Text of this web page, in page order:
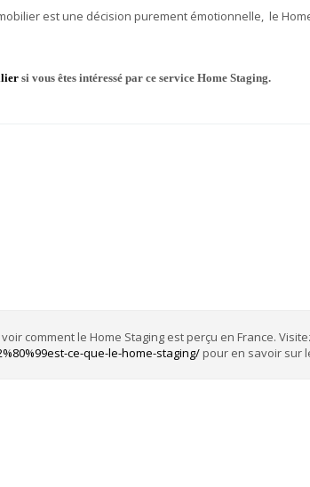
est une décision purement émotionnelle, le
si vous êtes intéressé par ce service Home Staging.
comment le Home Staging est perçu en France.
ce-que-le-home-staging/ pour en savoir sur